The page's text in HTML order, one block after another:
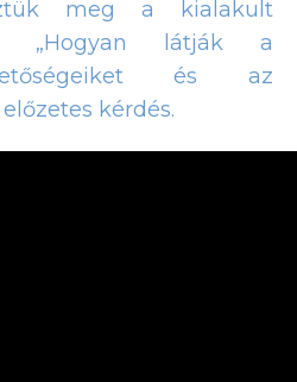
meg a kialakult
„Hogyan látják a
és az
kérdés.